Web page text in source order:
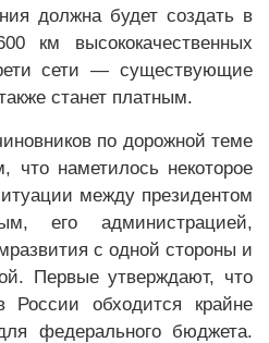
должна будет создать в
км высококачественных
сети — существующие
станет платным.
по дорожной теме
что наметилось некоторое
между президентом
его администрацией,
с одной стороны и
Первые утверждают, что
России обходится крайне
федерального бюджета.